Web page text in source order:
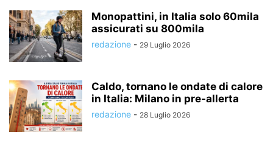
Monopattini, in Italia solo 60mila
assicurati su 800mila
redazione - 29 Luglio 2026
Caldo, tornano le ondate di calore
in Italia: Milano in pre-allerta
redazione - 28 Luglio 2026